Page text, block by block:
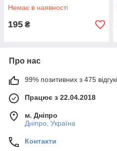
Немає в наявності
195 ₴
Про нас
99% позитивних з 475
Працює з 22.04.2018
м. Дніпро
Дніпро, Україна
Контакти